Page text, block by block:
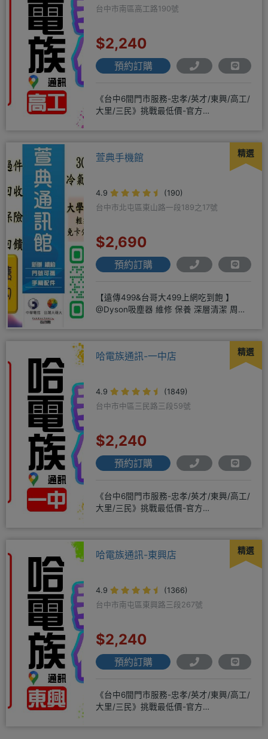
台中市南區高工路190號
$2,240
預約訂購
《台中6間門市服務-忠孝/英才/東興/高工/
大里/三民》挑戰最低價-官方
精選
萱典手機館
4.9
(190)
台中市北屯區東山路一段189之17號
$2,690
預約訂購
【遠傳499&台哥大499上網吃到飽 】
@Dyson吸塵器 維修 保養 深層清潔 周邊
精選
哈電族通訊-一中店
4.9
(1849)
台中市中區三民路三段59號
$2,240
預約訂購
《台中6間門市服務-忠孝/英才/東興/高工/
大里/三民》挑戰最低價-官方
精選
哈電族通訊-東興店
4.9
(1366)
台中市南屯區東興路三段267號
$2,240
預約訂購
《台中6間門市服務-忠孝/英才/東興/高工/
大里/三民》挑戰最低價-官方